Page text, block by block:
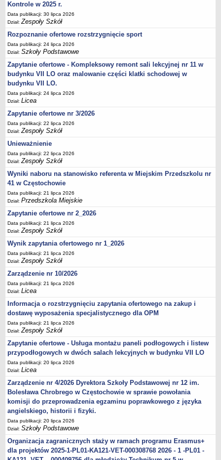
Kontrole w 2025 r.
Data publikacji: 30 lipca 2026
Dział:Zespoły Szkół
Rozpoznanie ofertowe rozstrzygnięcie sport
Data publikacji: 24 lipca 2026
Dział:Szkoły Podstawowe
Zapytanie ofertowe - Kompleksowy remont sali lekcyjnej nr 11 w
budynku VII LO oraz malowanie części klatki schodowej w
budynku VII LO.
Data publikacji: 24 lipca 2026
Dział:Licea
Zapytanie ofertowe nr 3/2026
Data publikacji: 22 lipca 2026
Dział:Zespoły Szkół
Unieważnienie
Data publikacji: 22 lipca 2026
Dział:Zespoły Szkół
Wyniki naboru na stanowisko referenta w Miejskim Przedszkolu nr
41 w Częstochowie
Data publikacji: 21 lipca 2026
Dział:Przedszkola Miejskie
Zapytanie ofertowe nr 2_2026
Data publikacji: 21 lipca 2026
Dział:Zespoły Szkół
Wynik zapytania ofertowego nr 1_2026
Data publikacji: 21 lipca 2026
Dział:Zespoły Szkół
Zarządzenie nr 10/2026
Data publikacji: 21 lipca 2026
Dział:Licea
Informacja o rozstrzygnięciu zapytania ofertowego na zakup i
dostawę wyposażenia specjalistycznego dla OPM
Data publikacji: 21 lipca 2026
Dział:Zespoły Szkół
Zapytanie ofertowe - Usługa montażu paneli podłogowych i listew
przypodłogowych w dwóch salach lekcyjnych w budynku VII LO
Data publikacji: 20 lipca 2026
Dział:Licea
Zarządzenie nr 4/2026 Dyrektora Szkoły Podstawowej nr 12 im.
Bolesława Chrobrego w Częstochowie w sprawie powołania
komisji do przeprowadzenia egzaminu poprawkowego z języka
angielskiego, historii i fizyki.
Data publikacji: 20 lipca 2026
Dział:Szkoły Podstawowe
Organizacja zagranicznych staży w ramach programu Erasmus+
dla projektów 2025-1-PL01-KA121-VET-000308768 2026 - 1 -PL01 -